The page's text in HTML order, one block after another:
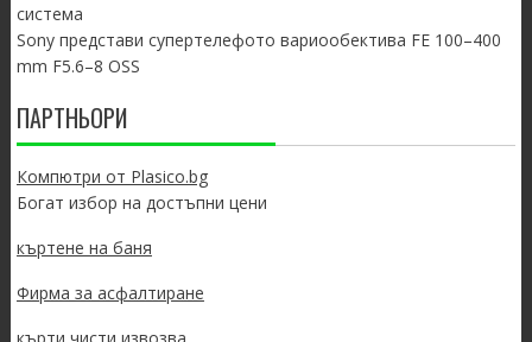
система
Sony представи супертелефото вариообектива FE 100–400
mm F5.6–8 OSS
ПАРТНЬОРИ
Компютри от Plasico.bg
Богат избор на достъпни цени
къртене на баня
Фирма за асфалтиране